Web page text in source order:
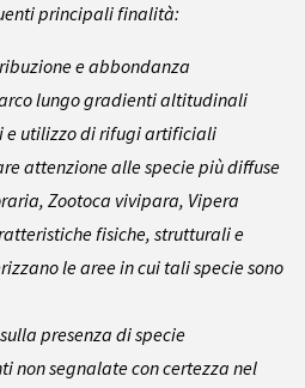
principali finalità:
e abbondanza
lungo gradienti altitudinali
e utilizzo di rifugi artificiali
attenzione alle specie più diffuse
Zootoca vivipara, Vipera
fisiche, strutturali e
le aree in cui tali specie sono
presenza di specie
non segnalate con certezza nel